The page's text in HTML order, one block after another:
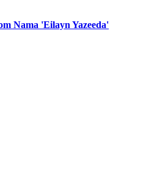
Nama 'Eilayn Yazeeda'